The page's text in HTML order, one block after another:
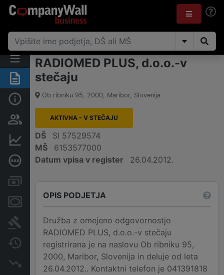
Povzetek
Osnovni podatki
Odgovorne osebe in lastništvo
Finančni podatki
Poglobljena bonitetna ocena
Računi in blokade
Sodni postopki
Spremembe
Insolvenčni postopki
RADIOMED PLUS, d.o.o.-v
stečaju
Ob ribniku 95, 2000, Maribor, Slovenija
AKTIVNA - V STEČAJU
DŠ
SI 57529574
MŠ
6153577000
Datum vpisa v register
26.04.2012.
OPIS PODJETJA
Družba z omejeno odgovornostjo
RADIOMED PLUS, d.o.o.-v stečaju
registrirana je na naslovu Ob ribniku 95,
2000, Maribor, Slovenija in deluje od leta
26.04.2012.. Kontaktni telefon je 041391818